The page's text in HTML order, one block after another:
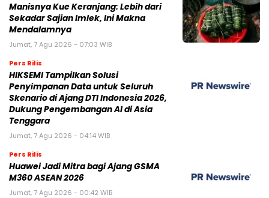
Manisnya Kue Keranjang: Lebih dari
Sekadar Sajian Imlek, Ini Makna
Mendalamnya
Jumat, 7 Agu 2026 - 07:03 WIB
Pers Rilis
HIKSEMI Tampilkan Solusi
Penyimpanan Data untuk Seluruh
Skenario di Ajang DTI Indonesia 2026,
Dukung Pengembangan AI di Asia
Tenggara
Jumat, 7 Agu 2026 - 04:14 WIB
Pers Rilis
Huawei Jadi Mitra bagi Ajang GSMA
M360 ASEAN 2026
Jumat, 7 Agu 2026 - 00:42 WIB